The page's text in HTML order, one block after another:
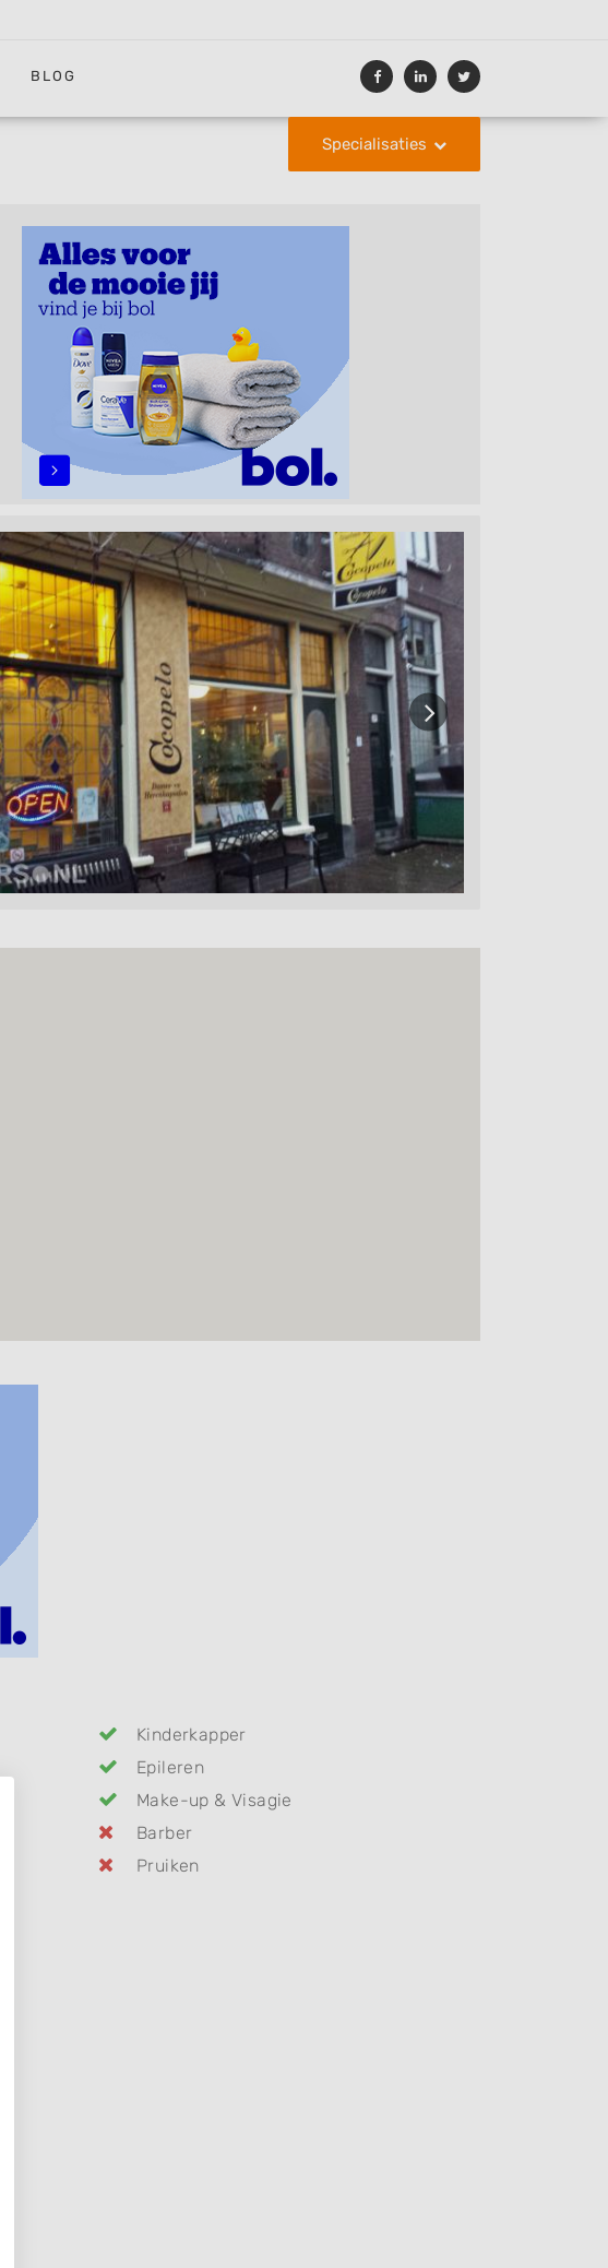
BLOG
Specialisaties
Kinderkapper
Epileren
Make-up & Visagie
Barber
Pruiken